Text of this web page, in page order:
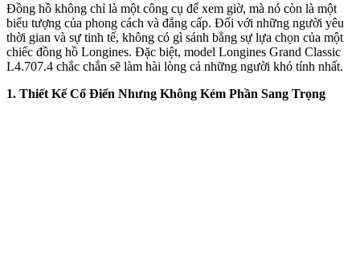
Đồng hồ không chỉ là một công cụ để xem giờ, mà nó còn là một
biểu tượng của phong cách và đẳng cấp. Đối với những người yêu
thời gian và sự tinh tế, không có gì sánh bằng sự lựa chọn của một
chiếc đồng hồ Longines. Đặc biệt, model Longines Grand Classic
L4.707.4 chắc chắn sẽ làm hài lòng cả những người khó tính nhất.
1. Thiết Kế Cổ Điển Nhưng Không Kém Phần Sang Trọng